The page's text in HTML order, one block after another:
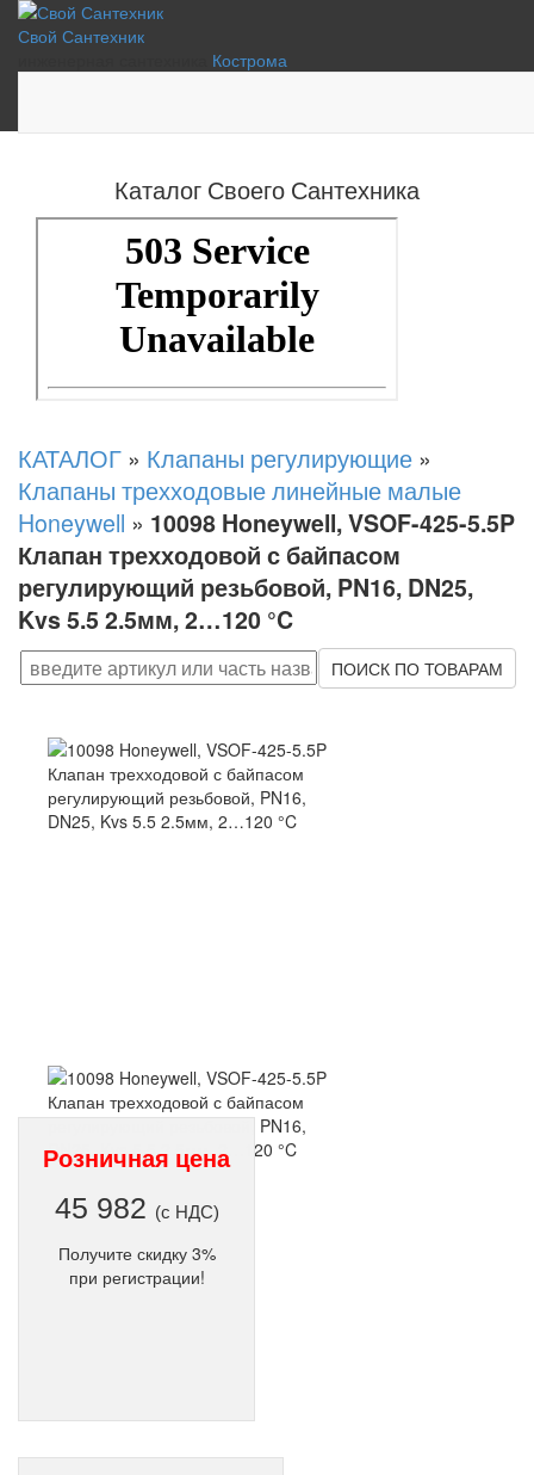
Свой Сантехник
Кострома
Каталог Своего Сантехника
КАТАЛОГ » Клапаны регулирующие »
Клапаны трехходовые линейные малые
Honeywell » 10098 Honeywell, VSOF-425-5.5P
Клапан трехходовой с байпасом
регулирующий резьбовой, PN16, DN25,
Kvs 5.5 2.5мм, 2…120 °C
Розничная цена
45 982 (с НДС)
Получите скидку 3%
при регистрации!